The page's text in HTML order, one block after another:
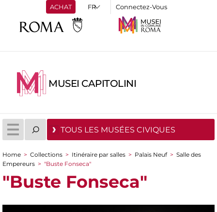
ACHAT Connectez-Vous
MUSEI CAPITOLINI
TOUS LES MUSÉES CIVIQUES
You are here
Home > Collections > Itinéraire par salles > Palais Neuf > Salle des
Empereurs > "Buste Fonseca"
"Buste Fonseca"